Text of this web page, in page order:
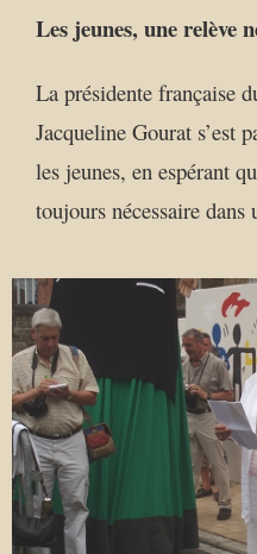
Les jeunes, une relève
La présidente française
Jacqueline Gourat s’est
les jeunes, en espérant
toujours nécessaire